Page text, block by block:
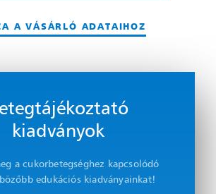
A VÁSÁRLÓ ADATAIHOZ
kiadványok
a cukorbetegséghez kapcsolódó
edukációs kiadványainkat!